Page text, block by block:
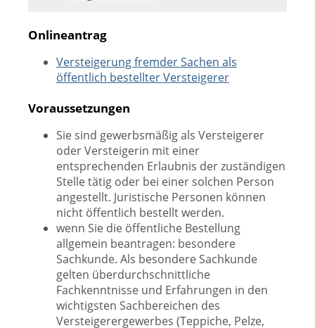
Onlineantrag
Versteigerung fremder Sachen als
öffentlich bestellter Versteigerer
Voraussetzungen
Sie sind gewerbsmäßig als Versteigerer
oder Versteigerin mit einer
entsprechenden Erlaubnis der zuständigen
Stelle tätig oder bei einer solchen Person
angestellt. Juristische Personen können
nicht öffentlich bestellt werden.
wenn Sie die öffentliche Bestellung
allgemein beantragen: besondere
Sachkunde. Als besondere Sachkunde
gelten überdurchschnittliche
Fachkenntnisse und Erfahrungen in den
wichtigsten Sachbereichen des
Versteigerergewerbes (Teppiche, Pelze,